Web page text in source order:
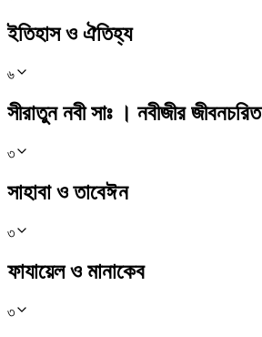
ইতিহাস ও ঐতিহ্য
৬
সীরাতুন নবী সাঃ । নবীজীর জীবনচরিত
৩
সাহাবা ও তাবেঈন
৩
ফাযায়েল ও মানাকেব
৩